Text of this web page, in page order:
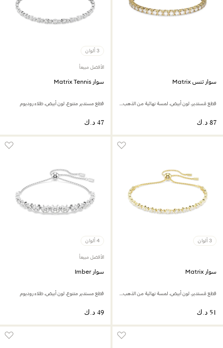
سوار تنس Matrix
قطع مُستدير، لون أبيض، لمسة نهائية من الذهب عيار 18 قيراط
3 ألوان
الأفضل مبيعاً
سوار Matrix Tennis
قطع مستدير متنوع، لون أبيض، طلاء روديوم
3 ألوان
سوار Matrix
قطع مُستدير، لون أبيض، لمسة نهائية من الذهب عيار 18 قيراط
4 ألوان
الأفضل مبيعاً
سوار Imber
قطع مستدير متنوع، لون أبيض، طلاء روديوم